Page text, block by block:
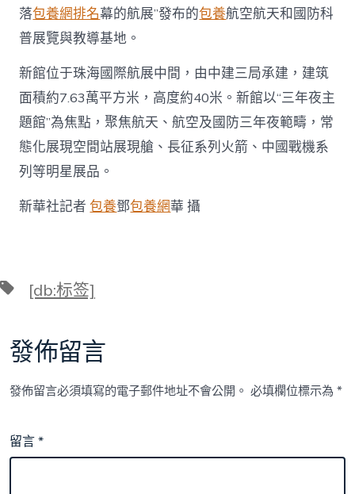
落包養網排名幕的航展”發布的包養航空航天和國防科
普展覽與教導基地。
新館位于珠海國際航展中間，由中建三局承建，建筑
面積約7.63萬平方米，高度約40米。新館以“三年夜主
題館”為焦點，聚焦航天、航空及國防三年夜範疇，常
態化展現空間站展現艙、長征系列火箭、中國戰機系
列等明星展品。
新華社記者包養鄧包養網華 攝
標 [db:标签]
發佈留言
發佈留言必須填寫的電子郵件地址不會公開。 必填欄位標示為*
留言*